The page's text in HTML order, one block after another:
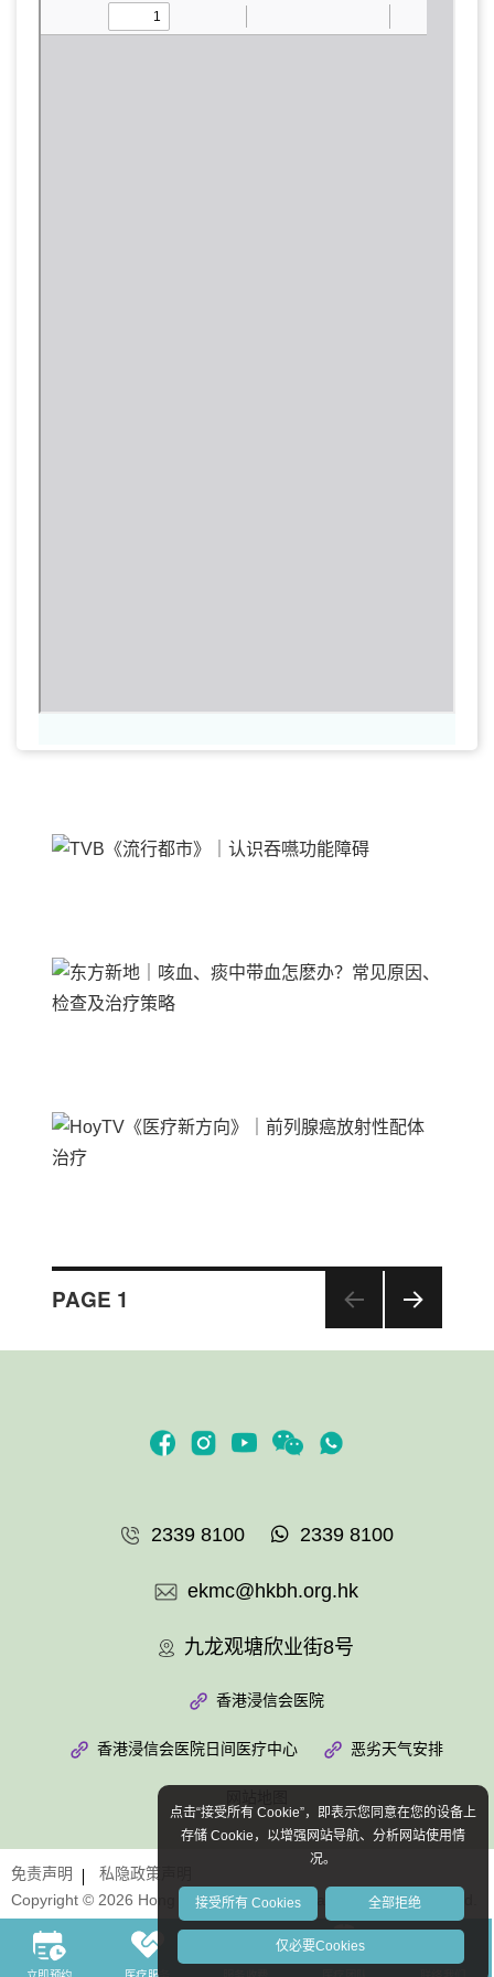
Posts
navigation
PAGE 1
2339 8100 2339 8100
ekmc@hkbh.org.hk
九龙观塘欣业街8号
香港浸信会医院
香港浸信会医院日间医疗中心 恶劣天气安排
Copyright © 2026 Hong Kong Baptist Hospital. All Rights Reserved.
免责声明 私隐政策声明
点击“接受所有 Cookie”，即表示您同意在您的设备上
存储 Cookie，以增强网站导航、分析网站使用情
况。
接受所有 Cookies 全部拒绝
仅必要Cookies